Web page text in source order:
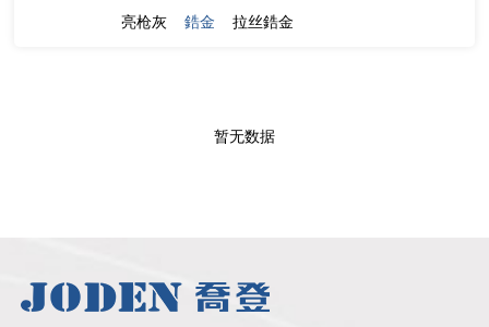
亮枪灰
鋯金 拉丝鋯金
暂无数据